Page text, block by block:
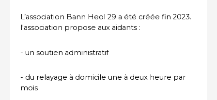
L’association Bann Heol 29 a été créée fin 2023.
l'association propose aux aidants :
- un soutien administratif
- du relayage à domicile une à deux heure par
mois